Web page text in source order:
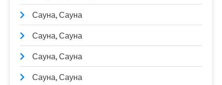
Сауна, Сауна
Сауна, Сауна
Сауна, Сауна
Сауна, Сауна